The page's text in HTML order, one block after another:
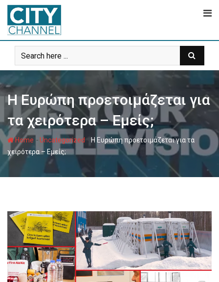
Skip
content
Η Ευρώπη προετοιμάζεται για
τα χειρότερα – Εμείς;
Home -Uncategorized
Η Ευρώπη προετοιμάζεται για τα
χειρότερα – Εμείς;